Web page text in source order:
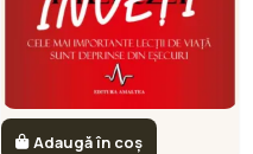
Adaugă în coș